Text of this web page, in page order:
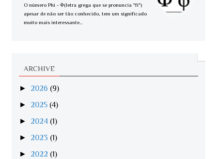
O número Phi - Φ(letra grega que se pronuncia "fi")
apesar de não ser tão conhecido, tem um significado
muito mais interessante...
ARCHIVE
► 2026 (9)
► 2025 (4)
► 2024 (1)
► 2023 (1)
► 2022 (1)